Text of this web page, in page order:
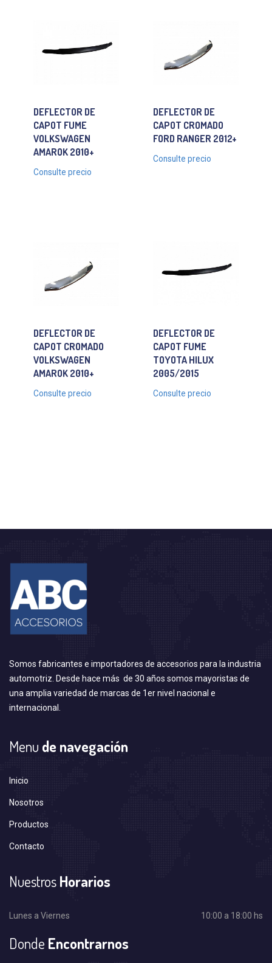
DEFLECTOR DE
CAPOT FUME
VOLKSWAGEN
AMAROK 2010+
Consulte precio
DEFLECTOR DE
CAPOT CROMADO
FORD RANGER 2012+
Consulte precio
DEFLECTOR DE
CAPOT CROMADO
VOLKSWAGEN
AMAROK 2010+
Consulte precio
DEFLECTOR DE
CAPOT FUME
TOYOTA HILUX
2005/2015
Consulte precio
Somos fabricantes e importadores de accesorios para la industria
automotriz. Desde hace más de 30 años somos mayoristas de
una amplia variedad de marcas de 1er nivel nacional e
internacional.
Menu de navegación
Inicio
Nosotros
Productos
Contacto
NuestrosHorarios
Lunes a Viernes 10:00 a 18:00 hs
Donde Encontrarnos